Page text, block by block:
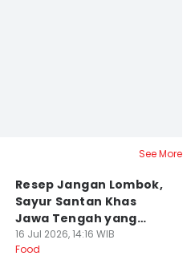
See More
Resep Jangan Lombok,
Sayur Santan Khas
Jawa Tengah yang
Gurih Nikmat!
16 Jul 2026, 14:16 WIB
Food